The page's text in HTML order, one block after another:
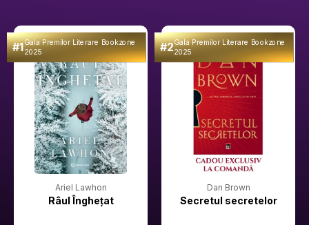
#1Gala Premilor Literare Bookzone
2025
Ariel Lawhon
Râul Înghețat
#2Gala Premilor Literare Bookzone
2025
Dan Brown
Secretul secretelor